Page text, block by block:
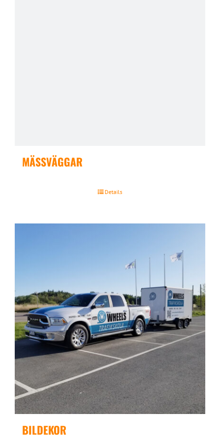
MÄSSVÄGGAR
Details
BILDEKOR